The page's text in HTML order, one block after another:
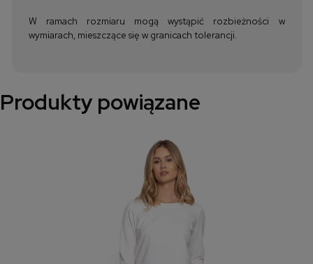
W ramach rozmiaru mogą wystąpić rozbieżności w
wymiarach, mieszczące się w granicach tolerancji.
Produkty powiązane